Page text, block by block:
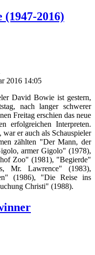
2016)
2016 14:05
David Bowie ist gestern,
nach langer schwerer
Freitag erschien das neue
erfolgreichen Interpreten.
er auch als Schauspieler
zählten "Der Mann, der
armer Gigolo" (1978),
Zoo" (1981), "Begierde"
Mr. Lawrence" (1983),
(1986), "Die Reise ins
Christi" (1988).